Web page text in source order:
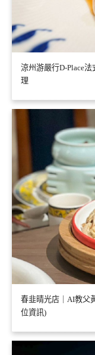
涼州游嚴行D-Place
理
春韭晴光店｜AI教父
位資訊)